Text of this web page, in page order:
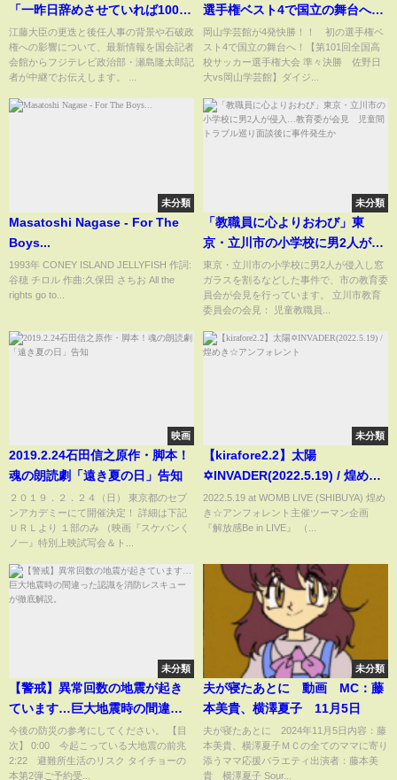
「一昨日辞めさせていれば100倍
よかった」の声も 後任・小泉
氏で「石破体制立て直し図りた
い」 野党は早速批判
江藤大臣の更迭と後任人事の背景や石破政
権への影響について、最新情報を国会記者
会館からフジテレビ政治部・瀬島隆太郎記
者が中継でお伝えします。 ...
選手権ベスト4で国立の舞台へ！
【第101回全国高校サッカー選手
権大会 準々決勝 佐野日大vs岡
山学芸館】ダイジェスト
岡山学芸館が4発快勝！！ 初の選手権ベ
スト4で国立の舞台へ！【第101回全国高
校サッカー選手権大会 準々決勝 佐野日
大vs岡山学芸館】ダイジ...
未分類
Masatoshi Nagase - For The
Boys...
1993年 CONEY ISLAND JELLYFISH 作詞:
谷穂 チロル 作曲:久保田 さちお All the
rights go to...
未分類
「教職員に心よりおわび」東
京・立川市の小学校に男2人が侵
入…教育委が会見 児童間トラ
ブル巡り面談後に事件発生か
東京・立川市の小学校に男2人が侵入し窓
ガラスを割るなどした事件で、市の教育委
員会が会見を行っています。 立川市教育
委員会の会見： 児童教職員...
映画
2019.2.24石田信之原作・脚本！
魂の朗読劇「遠き夏の日」告知
２０１９．２．２４（日） 東京都のセブ
ンアカデミーにて開催決定！ 詳細は下記
ＵＲＬより １部のみ （映画『スケバンく
ノ一』特別上映試写会＆ト...
未分類
【kirafore2.2】太陽
✡INVADER(2022.5.19) / 煌めき
☆アンフォレント
2022.5.19 at WOMB LIVE (SHIBUYA) 煌め
き☆アンフォレント主催ツーマン企画
『解放感Be in LIVE』 （...
未分類
【警戒】異常回数の地震が起き
ています…巨大地震時の間違っ
た認識を消防レスキューが徹底
解説。
今後の防災の参考にしてください。 【目
次】 0:00 今起こっている大地震の前兆
2:22 避難所生活のリスク タイチョーの
本第2弾ご予約受...
未分類
夫が寝たあとに 動画 MC：藤
本美貴、横澤夏子 11月5日
夫が寝たあとに 2024年11月5日内容：藤
本美貴、横澤夏子ＭＣの全てのママに寄り
添うママ応援バラエティ出演者：藤本美
貴 横澤夏子 Sour...